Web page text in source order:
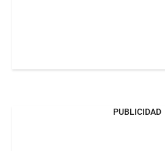
PUBLICIDAD